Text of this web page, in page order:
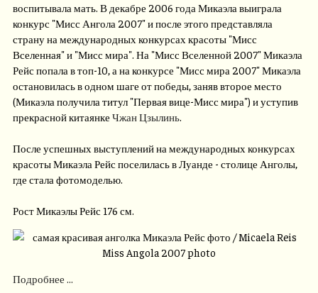
воспитывала мать. В декабре 2006 года Микаэла выиграла
конкурс "Мисс Ангола 2007" и после этого представляла
страну на международных конкурсах красоты "Мисс
Вселенная" и "Мисс мира". На "Мисс Вселенной 2007" Микаэла
Рейс попала в топ-10, а на конкурсе "Мисс мира 2007" Микаэла
остановилась в одном шаге от победы, заняв второе место
(Микаэла получила титул "Первая вице-Мисс мира") и уступив
прекрасной китаянке Чжан Цзылинь.
После успешных выступлений на международных конкурсах
красоты Микаэла Рейс поселилась в Луанде - столице Анголы,
где стала фотомоделью.
Рост Микаэлы Рейс 176 см.
Подробнее ...